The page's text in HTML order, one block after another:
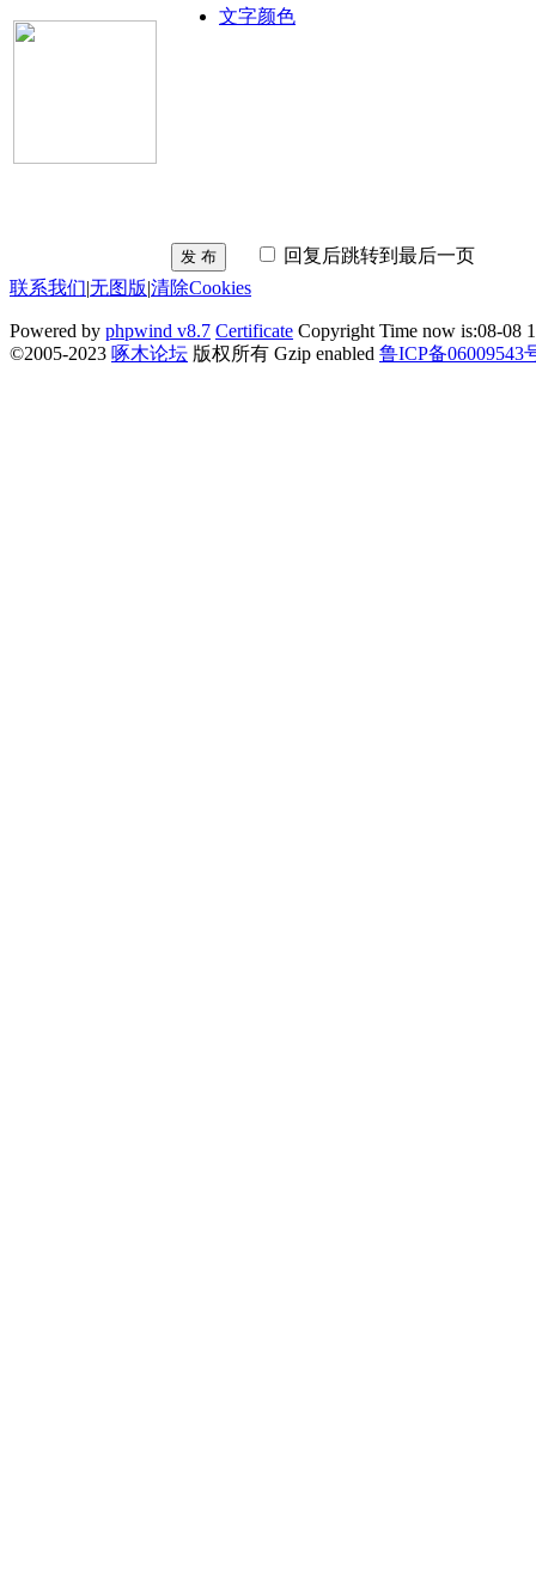
文字颜色
发 布
回复后跳转到最后一页
联系我们|无图版|清除Cookies
Powered by phpwind v8.7 Certificate Copyright Time now is:08-08
©2005-2023 啄木论坛 版权所有 Gzip enabled 鲁ICP备06009543